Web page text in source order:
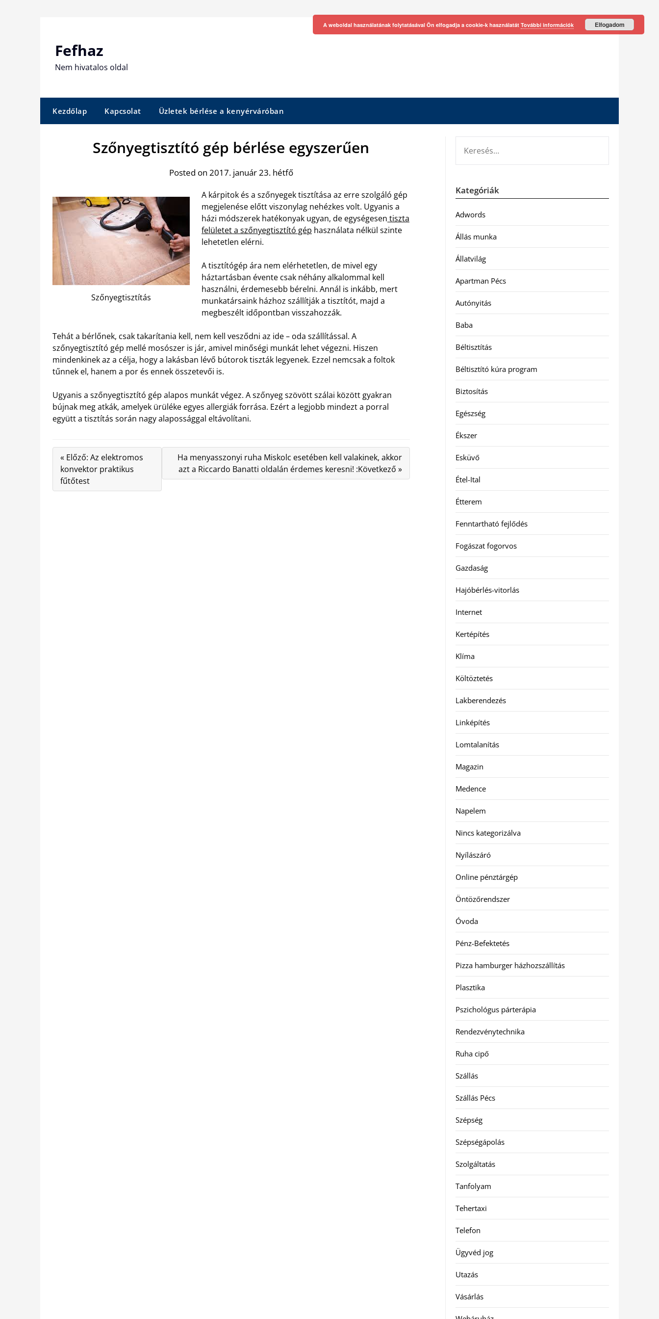
Fefhaz
Nem hivatalos oldal
Kezdőlap Kapcsolat Üzletek bérlése a kenyérváróban
Szőnyegtisztító gép bérlése egyszerűen
Posted on 2017. január 23. hétfő
Szőnyegtisztítás
A kárpitok és a szőnyegek tisztítása az erre szolgáló gép
megjelenése előtt viszonylag nehézkes volt. Ugyanis a
házi módszerek hatékonyak ugyan, de egységesen tiszta
felületet a szőnyegtisztító gép használata nélkül szinte
lehetetlen elérni.
A tisztítógép ára nem elérhetetlen, de mivel egy
háztartásban évente csak néhány alkalommal kell
használni, érdemesebb bérelni. Annál is inkább, mert
munkatársaink házhoz szállítják a tisztítót, majd a
megbeszélt időpontban visszahozzák.
Tehát a bérlőnek, csak takarítania kell, nem kell vesződni az ide – oda szállítással. A
szőnyegtisztító gép mellé mosószer is jár, amivel minőségi munkát lehet végezni. Hiszen
mindenkinek az a célja, hogy a lakásban lévő bútorok tiszták legyenek. Ezzel nemcsak a foltok
tűnnek el, hanem a por és ennek összetevői is.
Ugyanis a szőnyegtisztító gép alapos munkát végez. A szőnyeg szövött szálai között gyakran
bújnak meg atkák, amelyek ürüléke egyes allergiák forrása. Ezért a legjobb mindezt a porral
együtt a tisztítás során nagy alapossággal eltávolítani.
« Előző: Az elektromos
konvektor praktikus
fűtőtest
Ha menyasszonyi ruha Miskolc esetében kell valakinek, akkor
azt a Riccardo Banatti oldalán érdemes keresni! :Következő »
Kategóriák
Adwords
Állás munka
Állatvilág
Apartman Pécs
Autónyitás
Baba
Béltisztítás
Béltisztító kúra program
Biztosítás
Egészség
Ékszer
Esküvő
Étel-Ital
Étterem
Fenntartható fejlődés
Fogászat fogorvos
Gazdaság
Hajóbérlés-vitorlás
Internet
Kertépítés
Klíma
Költöztetés
Lakberendezés
Linképítés
Lomtalanítás
Magazin
Medence
Napelem
Nincs kategorizálva
Nyílászáró
Online pénztárgép
Öntözőrendszer
Óvoda
Pénz-Befektetés
Pizza hamburger házhozszállítás
Plasztika
Pszichológus párterápia
Rendezvénytechnika
Ruha cipő
Szállás
Szállás Pécs
Szépség
Szépségápolás
Szolgáltatás
Tanfolyam
Tehertaxi
Telefon
Ügyvéd jog
Utazás
Vásárlás
A weboldal használatának folytatásával Ön elfogadja a cookie-k használatát További információk Elfogadom